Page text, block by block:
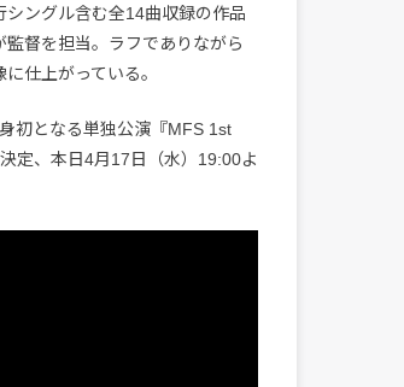
ングル含む全14曲収録の作品
監督を担当。ラフでありながら
仕上がっている。
初となる単独公演『MFS 1st
定、本日4月17日（水）19:00よ